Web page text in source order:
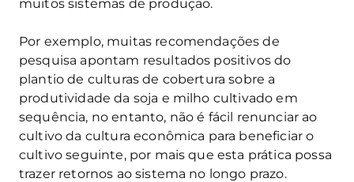
muitos sistemas de produção.
Por exemplo, muitas recomendações de
pesquisa apontam resultados positivos do
plantio de culturas de cobertura sobre a
produtividade da soja e milho cultivado em
sequência, no entanto, não é fácil renunciar ao
cultivo da cultura econômica para beneficiar o
cultivo seguinte, por mais que esta prática possa
trazer retornos ao sistema no longo prazo.